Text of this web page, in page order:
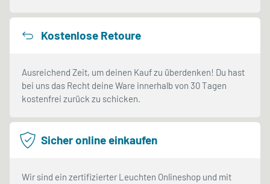
Kostenlose Retoure
Ausreichend Zeit, um deinen Kauf zu überdenken! Du hast
bei uns das Recht deine Ware innerhalb von 30 Tagen
kostenfrei zurück zu schicken.
Sicher online einkaufen
Wir sind ein zertifizierter Leuchten Onlineshop und mit